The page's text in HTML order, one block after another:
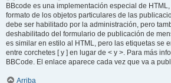
BBcode es una implementación especial de
formato de los objetos particulares de las
debe ser habilitado por la administración, pero
deshabilitado del formulario de publicación de
es similar en estilo al HTML, pero las etiquetas se
entre corchetes [ y ] en lugar de < y >. Para más
BBCode. El enlace aparece cada vez que va a
Arriba